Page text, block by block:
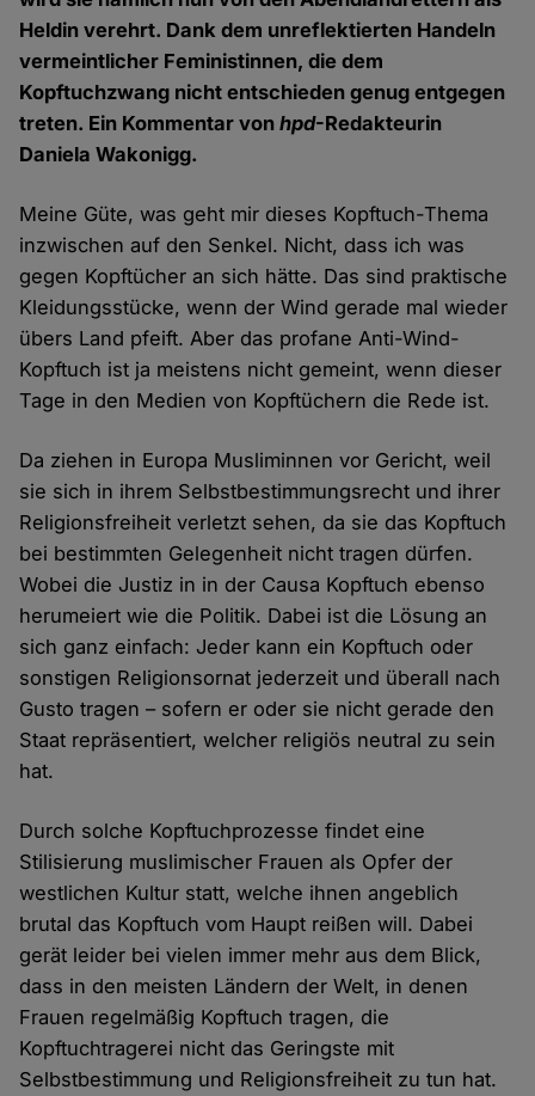
Heldin verehrt. Dank dem unreflektierten Handeln
vermeintlicher Feministinnen, die dem
Kopftuchzwang nicht entschieden genug entgegen
treten. Ein Kommentar vonhpd-Redakteurin
Daniela Wakonigg.
Meine Güte, was geht mir dieses Kopftuch-Thema
inzwischen auf den Senkel. Nicht, dass ich was
gegen Kopftücher an sich hätte. Das sind praktische
Kleidungsstücke, wenn der Wind gerade mal wieder
übers Land pfeift. Aber das profane Anti-Wind-
Kopftuch ist ja meistens nicht gemeint, wenn dieser
Tage in den Medien von Kopftüchern die Rede ist.
Da ziehen in Europa Musliminnen vor Gericht, weil
sie sich in ihrem Selbstbestimmungsrecht und ihrer
Religionsfreiheit verletzt sehen, da sie das Kopftuch
bei bestimmten Gelegenheit nicht tragen dürfen.
Wobei die Justiz in in der Causa Kopftuch ebenso
herumeiert wie die Politik. Dabei ist die Lösung an
sich ganz einfach: Jeder kann ein Kopftuch oder
sonstigen Religionsornat jederzeit und überall nach
Gusto tragen – sofern er oder sie nicht gerade den
Staat repräsentiert, welcher religiös neutral zu sein
hat.
Durch solche Kopftuchprozesse findet eine
Stilisierung muslimischer Frauen als Opfer der
westlichen Kultur statt, welche ihnen angeblich
brutal das Kopftuch vom Haupt reißen will. Dabei
gerät leider bei vielen immer mehr aus dem Blick,
dass in den meisten Ländern der Welt, in denen
Frauen regelmäßig Kopftuch tragen, die
Kopftuchtragerei nicht das Geringste mit
Selbstbestimmung und Religionsfreiheit zu tun hat.